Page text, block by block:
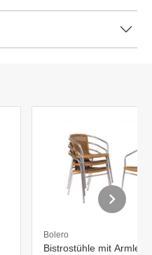
Bolero
Bistrostühle mit